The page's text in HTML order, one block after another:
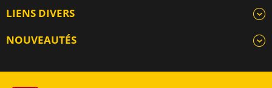
LIENS DIVERS
NOUVEAUTÉS